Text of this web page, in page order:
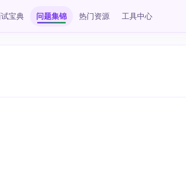
宝典 问题集锦 热门资源 工具中心